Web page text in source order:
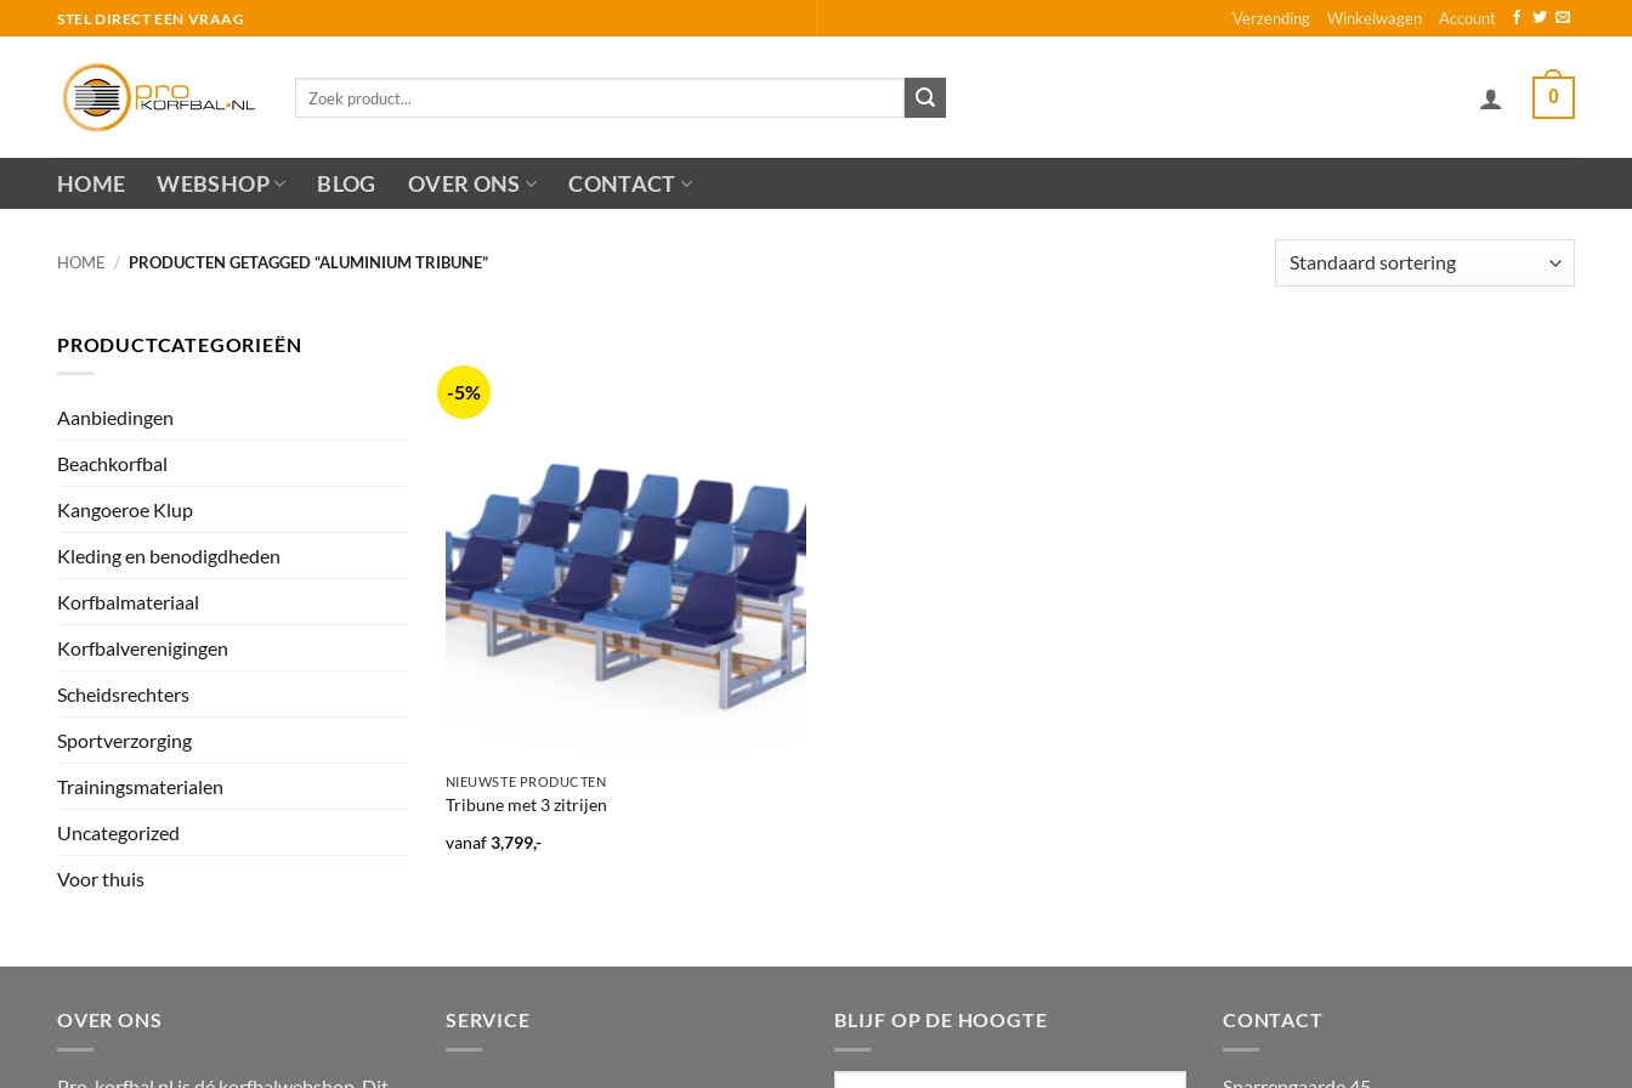
naar
STEL DIRECT EEN VRAAG Verzending Winkelwagen Account
0
HOME WEBSHOP BLOG OVER ONS CONTACT
HOME / PRODUCTEN GETAGGED “ALUMINIUM TRIBUNE”
PRODUCTCATEGORIEËN
Aanbiedingen
Beachkorfbal
Kangoeroe Klup
Kleding en benodigdheden
Korfbalmateriaal
Korfbalverenigingen
Scheidsrechters
Sportverzorging
Trainingsmaterialen
Uncategorized
Voor thuis
-5%
NIEUWSTE PRODUCTEN
Tribune met 3 zitrijen
vanaf3,799,-
OVER ONS SERVICE BLIJF OP DE HOOGTE CONTACT